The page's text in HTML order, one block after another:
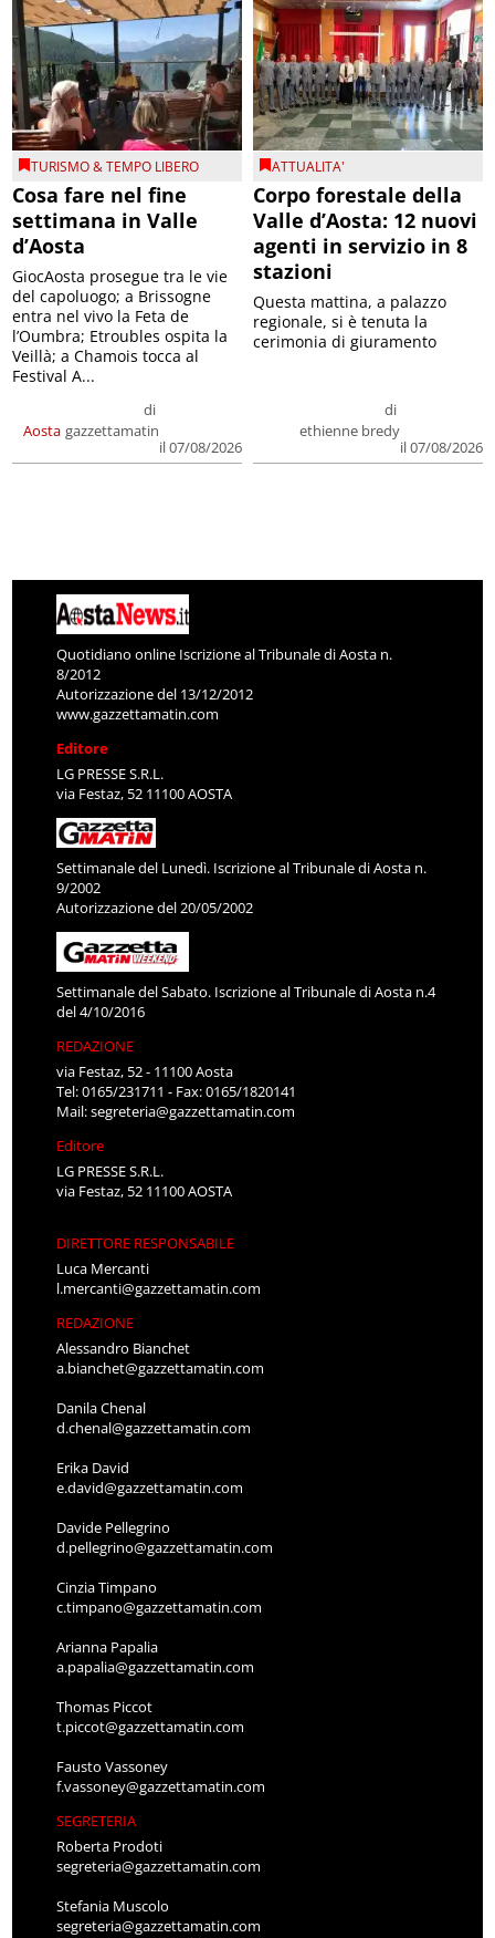
TURISMO & TEMPO LIBERO
Cosa fare nel fine
settimana in Valle
d’Aosta
Aosta
di
gazzettamatin
il 07/08/2026
GiocAosta prosegue tra le vie
del capoluogo; a Brissogne
entra nel vivo la Feta de
l’Oumbra; Etroubles ospita la
Veillà; a Chamois tocca al
Festival A...
ATTUALITA'
Corpo forestale della
Valle d’Aosta: 12 nuovi
agenti in servizio in 8
stazioni
di
ethienne bredy
il 07/08/2026
Questa mattina, a palazzo
regionale, si è tenuta la
cerimonia di giuramento
Quotidiano online Iscrizione al Tribunale di Aosta n.
8/2012
Autorizzazione del 13/12/2012
www.gazzettamatin.com
Editore
LG PRESSE S.R.L.
via Festaz, 52 11100 AOSTA
Settimanale del Lunedì. Iscrizione al Tribunale di Aosta n.
9/2002
Autorizzazione del 20/05/2002
Settimanale del Sabato. Iscrizione al Tribunale di Aosta n.4
del 4/10/2016
REDAZIONE
via Festaz, 52 - 11100 Aosta
Tel: 0165/231711 - Fax: 0165/1820141
Mail:segreteria@gazzettamatin.com
Editore
LG PRESSE S.R.L.
via Festaz, 52 11100 AOSTA
DIRETTORE RESPONSABILE
Luca Mercanti
l.mercanti@gazzettamatin.com
REDAZIONE
Alessandro Bianchet
a.bianchet@gazzettamatin.com
Danila Chenal
d.chenal@gazzettamatin.com
Erika David
e.david@gazzettamatin.com
Davide Pellegrino
d.pellegrino@gazzettamatin.com
Cinzia Timpano
c.timpano@gazzettamatin.com
Arianna Papalia
a.papalia@gazzettamatin.com
Thomas Piccot
t.piccot@gazzettamatin.com
Fausto Vassoney
f.vassoney@gazzettamatin.com
SEGRETERIA
Roberta Prodoti
segreteria@gazzettamatin.com
Stefania Muscolo
segreteria@gazzettamatin.com